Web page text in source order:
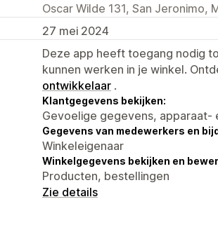
Oscar Wilde 131, San Jeronimo,
27 mei 2024
Deze app heeft toegang nodig
kunnen werken in je winkel.
ontwikkelaar .
Klantgegevens bekijken:
Gevoelige gegevens, apparaat-
Gegevens van medewerkers en
Winkeleigenaar
Winkelgegevens bekijken en
Producten, bestellingen
Zie details